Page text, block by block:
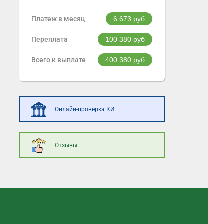
Платеж в месяц 6 673 руб
Переплата 100 380 руб
Всего к выплате 400 380 руб
Онлайн-проверка КИ
Отзывы